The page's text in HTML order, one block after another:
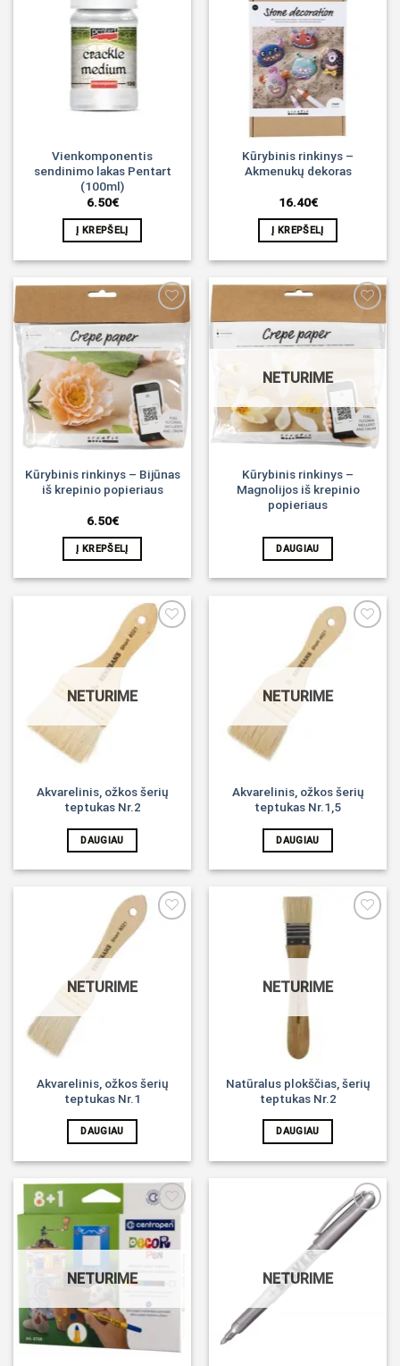
Vienkomponentis
sendinimo lakas Pentart
(100ml)
6.50€
Į KREPŠELĮ
Kūrybinis rinkinys –
Akmenukų dekoras
16.40€
Į KREPŠELĮ
Noriu!
Kūrybinis rinkinys – Bijūnas
iš krepinio popieriaus
6.50€
Į KREPŠELĮ
NETURIME
Kūrybinis rinkinys –
Magnolijos iš krepinio
popieriaus
DAUGIAU
NETURIME
Akvarelinis, ožkos šerių
teptukas Nr.2
DAUGIAU
NETURIME
Akvarelinis, ožkos šerių
teptukas Nr.1,5
DAUGIAU
NETURIME
Akvarelinis, ožkos šerių
teptukas Nr.1
DAUGIAU
NETURIME
Natūralus plokščias, šerių
teptukas Nr.2
DAUGIAU
Noriu!
NETURIME NETURIME